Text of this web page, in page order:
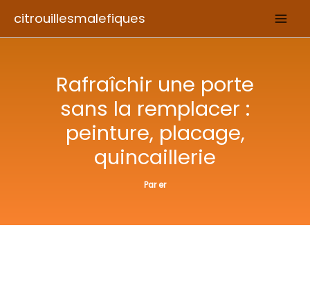
citrouillesmalefiques
Rafraîchir une porte
sans la remplacer :
peinture, placage,
quincaillerie
Parer